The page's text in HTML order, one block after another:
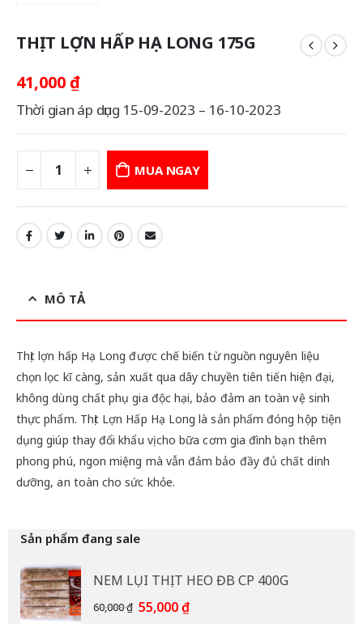
THỊT LỢN HẤP HẠ LONG 175G
41,000 ₫
Thời gian áp dụng 15-09-2023 – 16-10-2023
MUA NGAY
MÔ TẢ
Thịt lợn hấp Hạ Long được chế biến từ nguồn nguyên liệu
chọn lọc kĩ càng, sản xuất qua dây chuyền tiên tiến hiện đại,
không dùng chất phụ gia độc hại, bảo đảm an toàn vệ sinh
thực phẩm. Thịt Lợn Hấp Hạ Long là sản phẩm đóng hộp tiện
dụng giúp thay đổi khẩu vị cho bữa cơm gia đình bạn thêm
phong phú, ngon miệng mà vẫn đảm bảo đầy đủ chất dinh
dưỡng, an toàn cho sức khỏe.
Sản phẩm đang sale
NEM LỤI THỊT HEO ĐB CP 400G
60,000₫ Giá
55,000₫Giá